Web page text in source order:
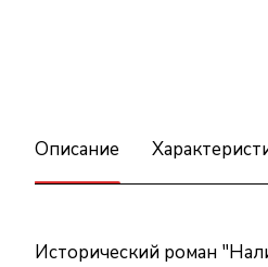
Описание
Исторический роман